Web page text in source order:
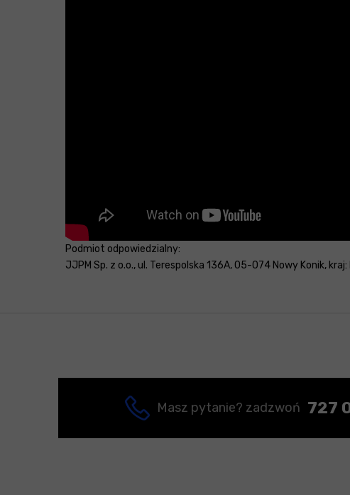
Podmiot odpowiedzialny:
JJPM Sp. z o.o., ul. Terespolska 136A, 05-074 Nowy Konik,
Masz pytanie? zadzwoń 727